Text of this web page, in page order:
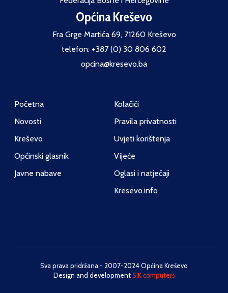
Općina Kreševo
Fra Grge Martića 69, 71260 Kreševo
telefon: +387 (0) 30 806 602
opcina@kresevo.ba
Početna
Novosti
Kreševo
Općinski glasnik
Javne nabave
Kolačići
Pravila privatnosti
Uvjeti korištenja
Vijeće
Oglasi i natječaji
Kresevo.info
Sva prava pridržana - 2007-2024 Općina Kreševo
Design and developmentSIK computers